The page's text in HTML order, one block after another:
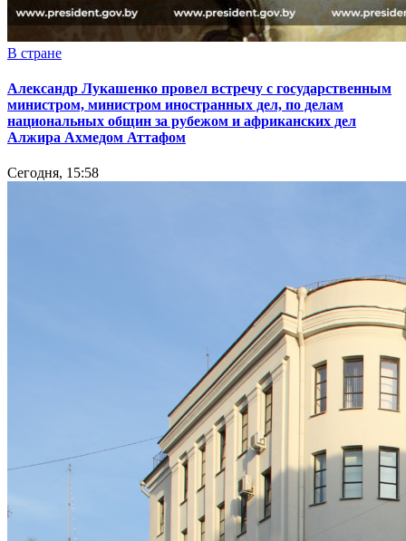
В стране
Александр Лукашенко провел встречу с государственным
министром, министром иностранных дел, по делам
национальных общин за рубежом и африканских дел
Алжира Ахмедом Аттафом
Сегодня, 15:58